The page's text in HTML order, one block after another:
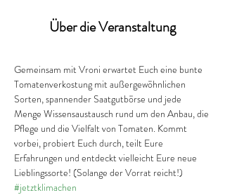
Über die Veranstaltung
Gemeinsam mit Vroni erwartet Euch eine bunte
Tomatenverkostung mit außergewöhnlichen
Sorten, spannender Saatgutbörse und jede
Menge Wissensaustausch rund um den Anbau, die
Pflege und die Vielfalt von Tomaten. Kommt
vorbei, probiert Euch durch, teilt Eure
Erfahrungen und entdeckt vielleicht Eure neue
Lieblingssorte! (Solange der Vorrat reicht!)
#jetztklimachen